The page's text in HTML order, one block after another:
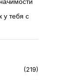
у тебя с
219